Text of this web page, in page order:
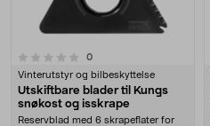
0anmeldelser
Vinterutstyr og bilbeskyttelse
Utskiftbare blader til Kungs
snøkost og isskrape
Reservblad med 6 skrapeflater for
0.0 av 5 stjerner